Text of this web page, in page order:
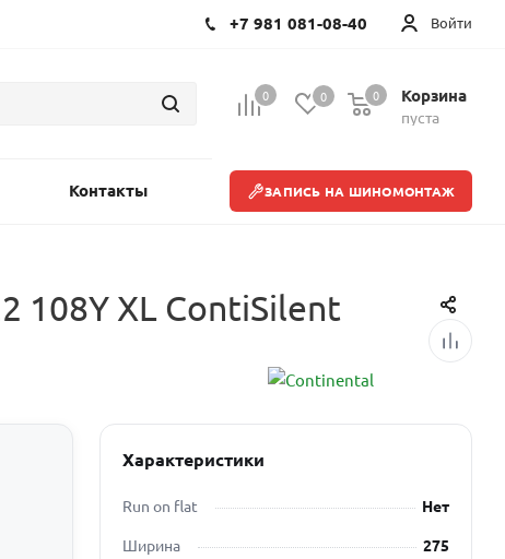
Войти
+7 981 081-08-40
0 0 Корзина
пуста
0
Контакты ЗАПИСЬ НА ШИНОМОНТАЖ
108Y XL ContiSilent
Характеристики
Run on flat
Нет
Ширина
275